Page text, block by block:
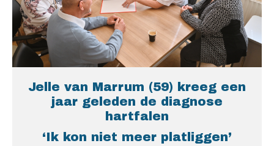
Jelle van Marrum (59) kreeg een
jaar geleden de diagnose
hartfalen
‘Ik kon niet meer platliggen’